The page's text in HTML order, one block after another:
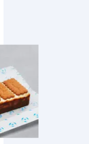
愛知県・瀬戸市《玩具工
房》瀬戸陶芸社が手掛け
る新ブランドいまの暮ら